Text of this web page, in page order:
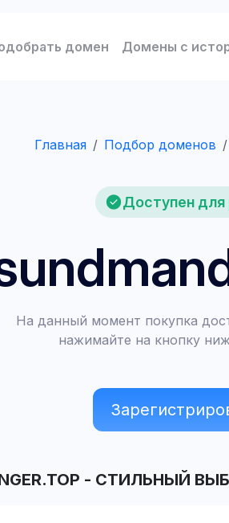
домен Домены с
Главная Подбор доменов
Доступен для
На данный момент покупка
нажимайте на кнопку
- СТИЛЬНЫЙ